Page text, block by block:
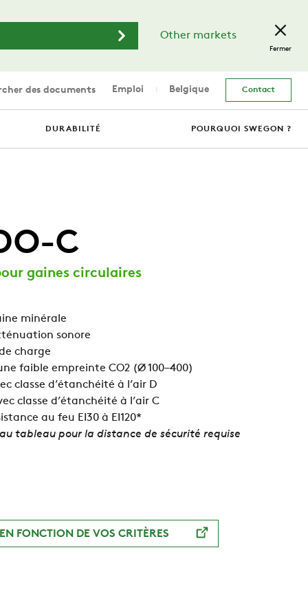
Other markets
Fermer
des documents Emploi Belgique Contact
DURABILITÉ POURQUOI SWEGON ?
C
gaines circulaires
minérale
sonore
charge
faible empreinte CO2 (Ø 100–400)
classe d’étanchéité à l’air D
classe d’étanchéité à l’air C
au feu EI30 à EI120*
tableau pour la distance de sécurité requise
FONCTION DE VOS CRITÈRES